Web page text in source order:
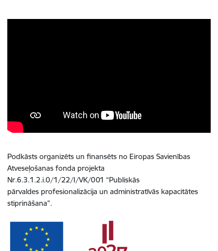
Podkāsts organizēts un finansēts no Eiropas Savienības
Atveseļošanas fonda projekta
Nr.6.3.1.2.i.0/1/22/I/VK/001 “Publiskās
pārvaldes profesionalizācija un administratīvās kapacitātes
stiprināšana”.